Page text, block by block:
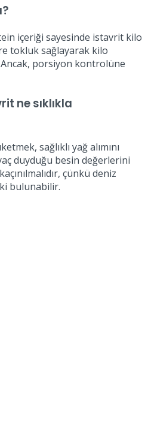
içeriği sayesinde istavrit kilo
tokluk sağlayarak kilo
porsiyon kontrolüne
ne sıklıkla
sağlıklı yağ alımını
duyduğu besin değerlerini
çünkü deniz
bulunabilir.